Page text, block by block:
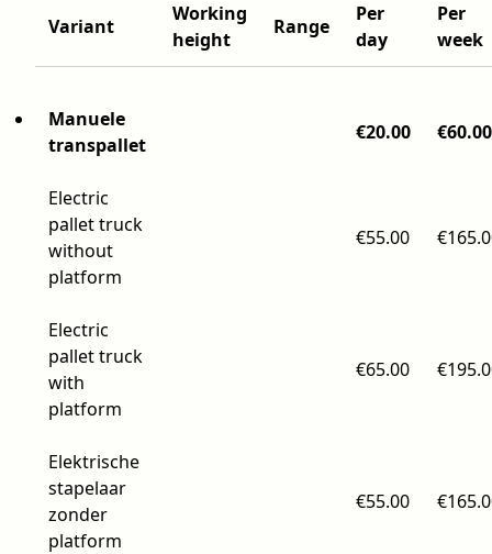
Variant
Working
height
Range
Per
day
Per
week
Manuele
transpallet
€20.00 €60.00
Electric
pallet truck
without
platform
€55.00
Electric
pallet truck
with
platform
€65.00
Elektrische
stapelaar
zonder
platform
€55.00